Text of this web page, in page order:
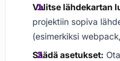
Valitse lähdekartan
projektiin sopiva
(esimerkiksi
Säädä asetukset: